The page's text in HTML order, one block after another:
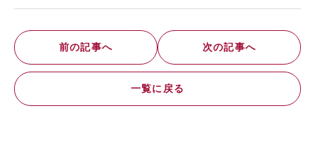
前の記事へ 次の記事へ
一覧に戻る